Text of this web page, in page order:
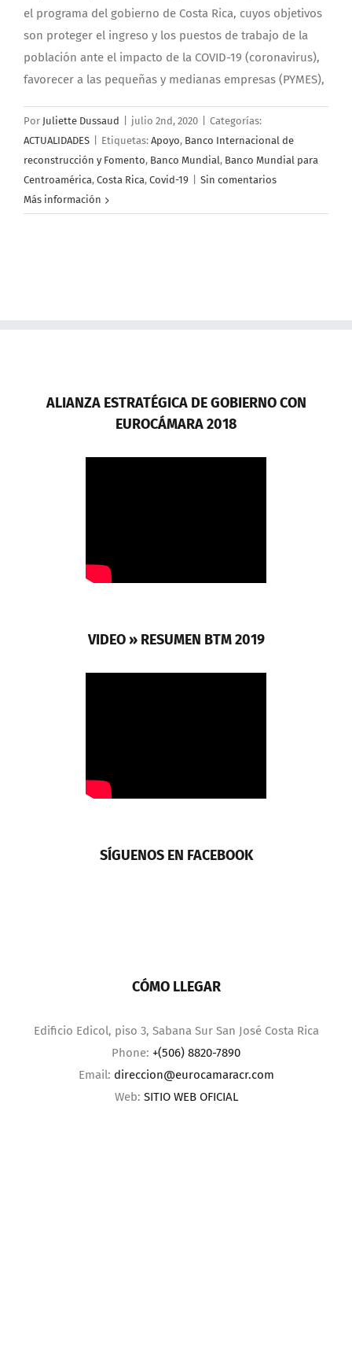
el programa del gobierno de Costa Rica, cuyos objetivos
son proteger el ingreso y los puestos de trabajo de la
población ante el impacto de la COVID-19 (coronavirus),
favorecer a las pequeñas y medianas empresas (PYMES),
Por Juliette Dussaud julio 2nd, 2020
Categorías:
ACTUALIDADES
Etiquetas: Apoyo, Banco Internacional de
reconstrucción y Fomento, Banco Mundial, Banco Mundial para
Centroamérica, Costa Rica, Covid-19
Sin comentarios
Más información
ALIANZA ESTRATÉGICA DE GOBIERNO CON
EUROCÁMARA 2018
VIDEO » RESUMEN BTM 2019
SÍGUENOS EN FACEBOOK
CÓMO LLEGAR
Edificio Edicol, piso 3, Sabana Sur San José Costa Rica
Phone: +(506) 8820-7890
Email: direccion@eurocamaracr.com
Web: SITIO WEB OFICIAL